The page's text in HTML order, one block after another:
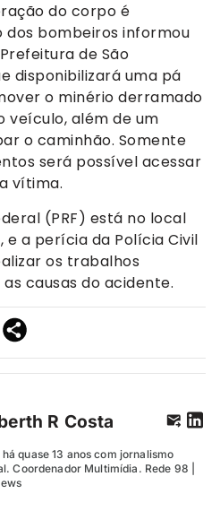
do corpo é
dos bombeiros informou
de São
disponibilizará uma pá
o minério derramado
veículo, além de um
o caminhão. Somente
será possível acessar
vítima.
(PRF) está no local
a perícia da Polícia Civil
os trabalhos
causas do acidente.
R Costa
quase 13 anos com jornalismo
Coordenador Multimídia. Rede 98 |